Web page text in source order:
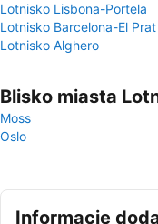
Lotnisko Lisbona-Portela
Lotnisko Barcelona-El Prat
Lotnisko Alghero
Blisko miasta
Moss
Oslo
Informacje